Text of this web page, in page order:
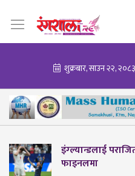
इंग्ल्यान्डलाई पराजित गर्दै
फाइनलमा